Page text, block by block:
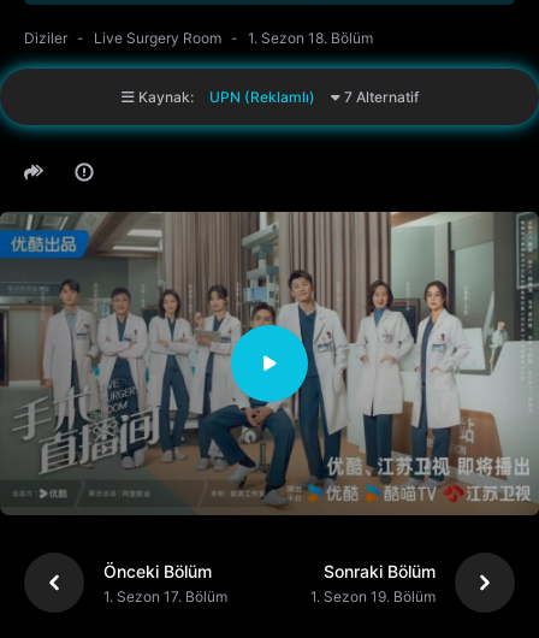
Diziler Live Surgery Room 1. Sezon 18. Bölüm
Kaynak: UPN (Reklamlı) 7 Alternatif
Önceki Bölüm
1. Sezon 17. Bölüm
Sonraki Bölüm
1. Sezon 19. Bölüm